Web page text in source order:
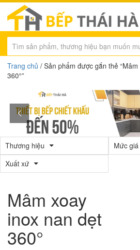
Trang chủ / Sản phẩm được gắn thẻ
360°”
Thương hiệu
Mức giá
Xuất xứ
Mâm xoay
inox nan dẹt
360°